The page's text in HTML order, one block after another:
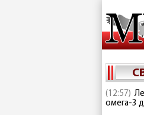
(12:57)
омега-3